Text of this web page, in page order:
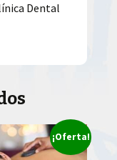
Dental
¡Oferta!